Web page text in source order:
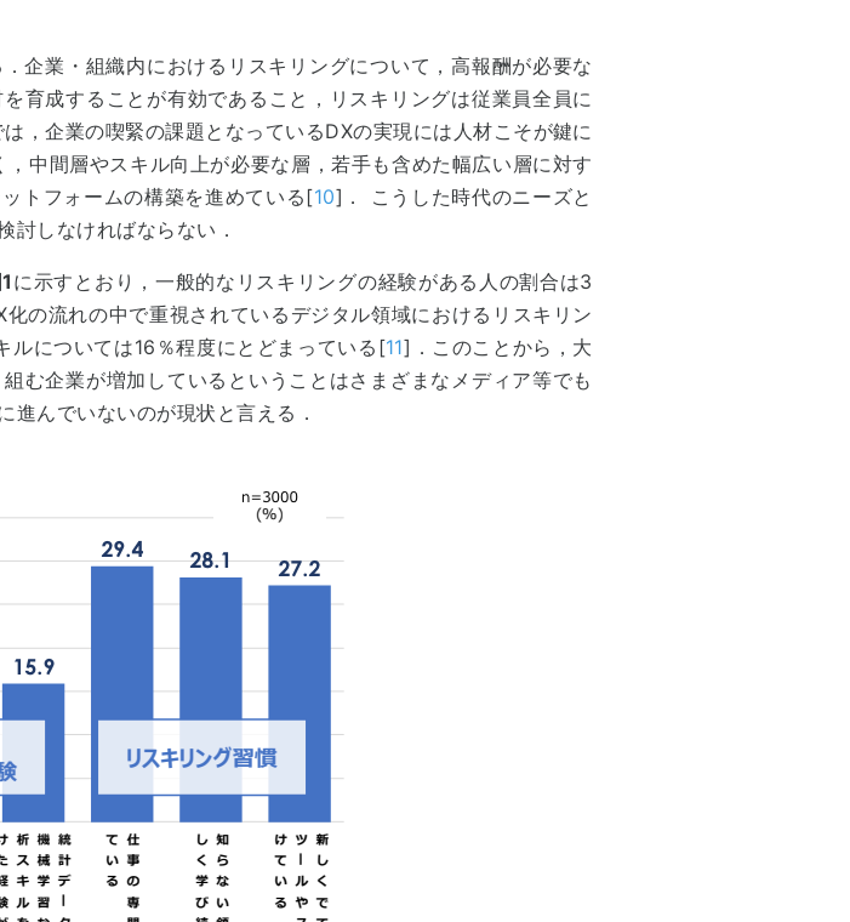
企業・組織内におけるリスキリングについて，高報酬が必要な
育成することが有効であること，リスキリングは従業員全員に
，企業の喫緊の課題となっているDXの実現には人材こそが鍵に
中間層やスキル向上が必要な層，若手も含めた幅広い層に対す
トフォームの構築を進めている[10]． こうした時代のニーズと
討しなければならない．
に示すとおり，一般的なリスキリングの経験がある人の割合は3
の流れの中で重視されているデジタル領域におけるリスキリン
ルについては16％程度にとどまっている[11]．このことから，大
む企業が増加しているということはさまざまなメディア等でも
進んでいないのが現状と言える．